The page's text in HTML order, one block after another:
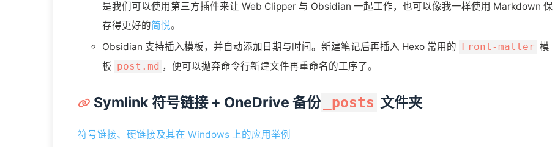
是我们可以使用第三方插件来让 Web Clipper 与 Obsidian 一起工作，也可以像我一样使用 Markdown 保
存得更好的简悦。
Obsidian 支持插入模板，并自动添加日期与时间。新建笔记后再插入 Hexo 常用的
Front-matter 模
板
post.md ，便可以抛弃命令行新建文件再重命名的工序了。
Symlink 符号链接 + OneDrive 备份 _posts 文件夹
符号链接、硬链接及其在 Windows 上的应用举例